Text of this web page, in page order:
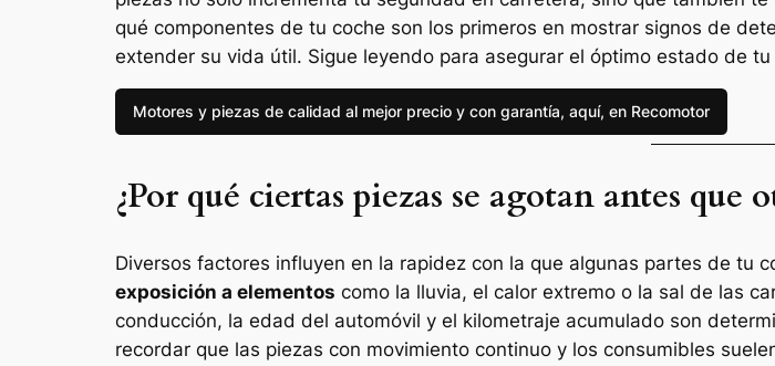
qué componentes de tu coche son los primeros en mostrar signos de
extender su vida útil. Sigue leyendo para asegurar el óptimo estado de tu
Motores y piezas de calidad al mejor precio y con garantía, aquí, en Recomotor
¿Por qué ciertas piezas se agotan antes que
Diversos factores influyen en la rapidez con la que algunas partes de tu
exposición a elementos como la lluvia, el calor extremo o la sal de las
conducción, la edad del automóvil y el kilometraje acumulado son
recordar que las piezas con movimiento continuo y los consumibles